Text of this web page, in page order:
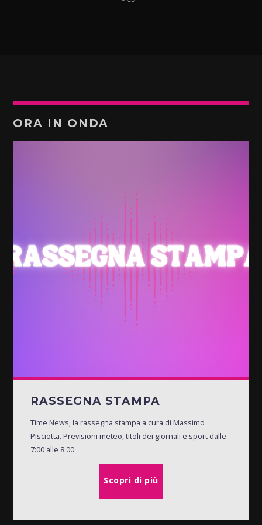
ORA IN ONDA
RASSEGNA STAMPA
Time News, la rassegna stampa a cura di Massimo
Pisciotta. Previsioni meteo, titoli dei giornali e sport dalle
7:00 alle 8:00.
Scopri di più